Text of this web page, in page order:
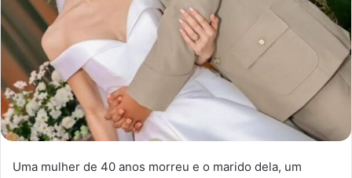
Uma mulher de 40 anos morreu e o marido dela, um